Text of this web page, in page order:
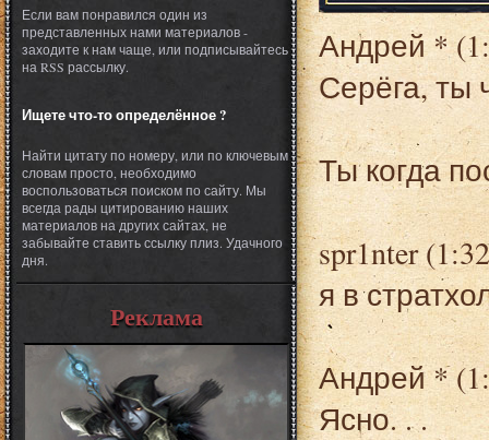
Если вам понравился один из
представленных нами материалов -
заходите к нам чаще, или подписывайтесь
на RSS рассылку.
Ищете что-то определённое ?
Найти цитату по номеру, или по ключевым
словам просто, необходимо
воспользоваться поиском по сайту. Мы
всегда рады цитированию наших
материалов на других сайтах, не
забывайте ставить ссылку плиз. Удачного
дня.
Реклама
Андрей *
Серёга, ты
Ты когда
spr1nter
я в
Андрей *
Ясно. . .